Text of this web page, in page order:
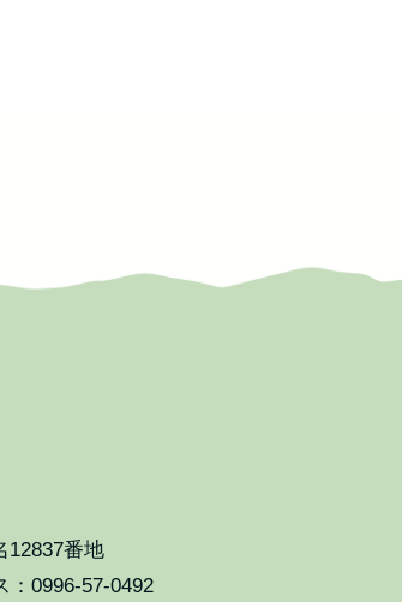
12837番地
0996-57-0492